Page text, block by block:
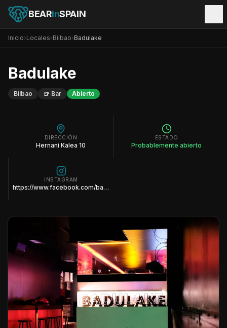
BEARinSPAIN
Inicio›Locales›Bilbao›Badulake
Badulake
Bilbao 🍺 Bar Abierto
DIRECCIÓN
Hernani Kalea 10
ESTADO
Probablemente abierto
INSTAGRAM
https://www.facebook.com/badulake.bilbao/